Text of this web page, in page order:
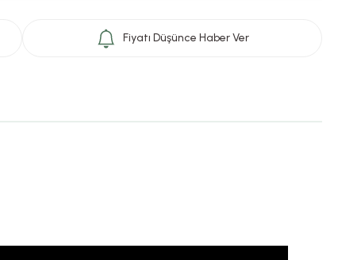
Fiyatı Düşünce Haber Ver